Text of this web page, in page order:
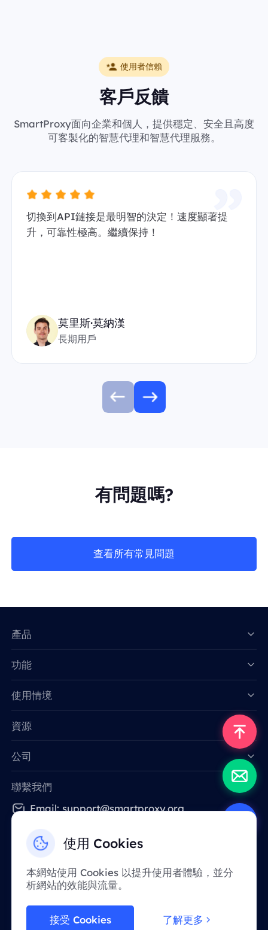
使用者信賴
客戶反饋
SmartProxy面向企業和個人，提供穩定、安全且高度
可客製化的智慧代理和智慧代理服務。
切換到API鏈接是最明智的決定！速度顯著提
升，可靠性極高。繼續保持！
莫里斯·莫納漢
長期用戶
有問題嗎?
查看所有常見問題
使用 Cookies
本網站使用 Cookies 以提升使用者體驗，並分
析網站的效能與流量。
接受 Cookies 了解更多
產品
功能
使用情境
資源
公司
聯繫我們
Email: support@smartproxy.org
供。 感謝您的體諒！